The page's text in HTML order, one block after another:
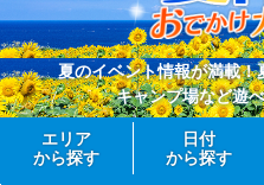
夏のイベント情報が満載
キャンプ場など遊
エリア
から探す
日付
から探す